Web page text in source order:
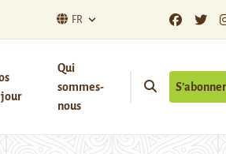
FR
jour
Qui
sommes-
nous
S’abonner